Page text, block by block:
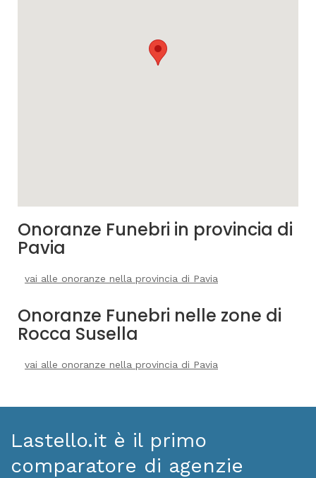
Onoranze Funebri in provincia di
Pavia
vai alle onoranze nella provincia di Pavia
Onoranze Funebri nelle zone di
Rocca Susella
vai alle onoranze nella provincia di Pavia
Lastello.it è il primo
comparatore di agenzie